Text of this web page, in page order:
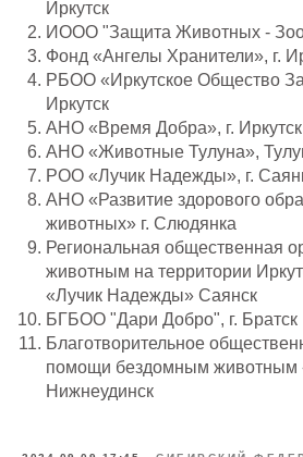
Иркутск
ИООО "Защита Животных -
Фонд «Ангелы Хранители», г.
РБОО «Иркутское Общество
Иркутск
АНО «Время Добра», г. Иркутск
АНО «Животные Тулуна»,
РОО «Лучик Надежды», г.
АНО «Развитие здорового
животных» г. Слюдянка
Региональная общественная
животным на территории
«Лучик Надежды» Саянск
БГБОО "Дари Добро", г. Братск
Благотворительное
помощи бездомным животным
Нижнеудинск